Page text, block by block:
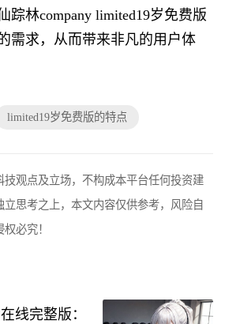
踪林company limited19岁免费版
需求，从而带来非凡的用户体
limited19岁免费版的特点
技观点及立场，不构成本平台任何投资建
思考之上，本文内容仅供参考，风险自
必究！
线完整版：